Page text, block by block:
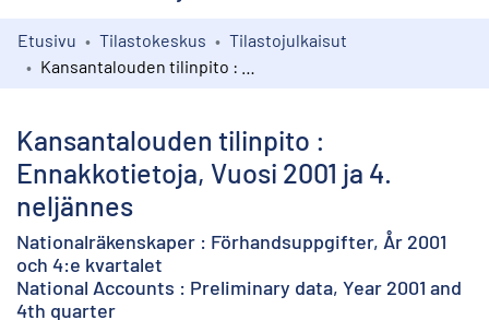
Kokoelmat
Etusivu Tilastokeskus
Tilastojulkaisut
Kansantalouden tilinpito :
Ennakkotietoja, Vuosi 2001 ja 4.
neljännes
Nationalräkenskaper : Förhandsuppgifter, År 2001
och 4:e kvartalet
National Accounts : Preliminary data, Year 2001 and
4th quarter